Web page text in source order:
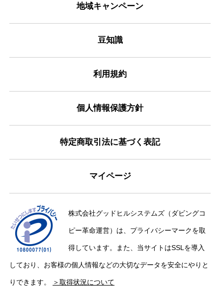
地域キャンペーン
豆知識
利用規約
個人情報保護方針
特定商取引法に基づく表記
マイページ
株式会社グッドヒルシステムズ（ダビングコ
ピー革命運営）は、プライバシーマークを取
得しています。また、当サイトはSSLを導入
しており、お客様の個人情報などの大切なデータを安全にやりと
りできます。 ＞取得状況について